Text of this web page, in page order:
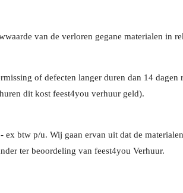
van de verloren gegane materialen in
of defecten langer duren dan 14 dagen
dit kost feest4you verhuur geld).
btw p/u. Wij gaan ervan uit dat de
ter beoordeling van feest4you Verhuur.